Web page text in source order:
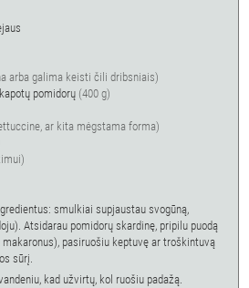
arba galima keisti čili dribsniais)
pomidorų (400 g)
ar kita mėgstama forma)
smulkiai supjaustau svogūną,
Atsidarau pomidorų skardinę, pripilu puodą
pasiruošiu keptuvę ar troškintuvą
sūrį.
kad užvirtų, kol ruošiu padažą.